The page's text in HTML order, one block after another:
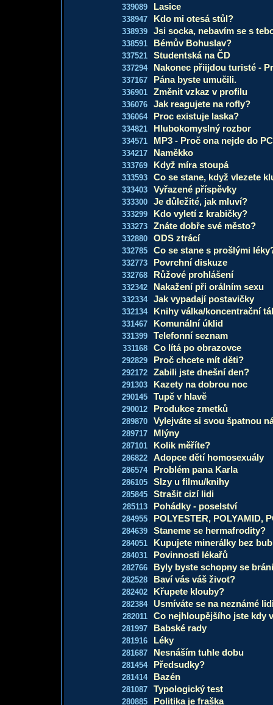
339089 Lasice
338947 Kdo mi otesá stůl?
338939 Jsi socka, nebavím se s
338591 Bémův Bohuslav?
337521 Studentská na ČD
337294 Nakonec přiijdou turisté -
337167 Pána byste umučili.
336901 Změnit vzkaz v profilu
336076 Jak reagujete na rofly?
336064 Proc existuje laska?
334821 Hlubokomyslný rozbor
334571 MP3 - Proč ona nejde do
334217 Naměkko
333769 Když míra stoupá
333593 Co se stane, když vlezete
333403 Vyřazené příspěvky
333300 Je důležité, jak mluví?
333299 Kdo vyletí z krabičky?
333273 Znáte dobře své město?
332880 ODS ztrácí
332785 Co se stane s prošlými
332773 Povrchní diskuze
332768 Růžové prohlášení
332342 Nakažení při orálním sexu
332334 Jak vypadají postavičky
332134 Knihy válka/koncentrační
331467 Komunální úklid
331399 Telefonní seznam
331168 Co lítá po obrazovce
292829 Proč chcete mít děti?
292172 Zabili jste dnešní den?
291303 Kazety na dobrou noc
290145 Tupě v hlavě
290012 Produkce zmetků
289870 Vylejváte si svou špatnou
289717 Mlýny
287101 Kolik měříte?
286822 Adopce dětí homosexuály
286574 Problém pana Karla
286105 Slzy u filmu/knihy
285845 Strašit cizí lidi
285113 Pohádky - poselství
284955 POLYESTER, POLYAMID,
284639 Staneme se hermafrodity?
284051 Kupujete minerálky bez
284031 Povinnosti lékařů
282766 Byly byste schopny se
282528 Baví vás váš život?
282402 Křupete klouby?
282384 Usmíváte se na neznámé
282011 Co nejhloupějšího jste kdy
281997 Babské rady
281916 Léky
281687 Nesnáším tuhle dobu
281454 Předsudky?
281414 Bazén
281087 Typologický test
280885 Politika je fraška